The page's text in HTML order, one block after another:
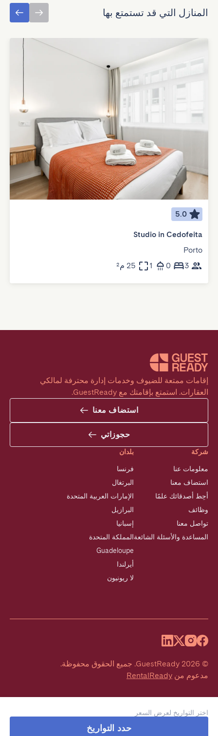
اختر التواريخ لعرض السعر
حدد التواريخ
المنازل التي قد تستمتع بها
5.0
Studio in Cedofeita
Porto
3
0
1 25 م²
العقارات. استمتع بإقامتك مع GuestReady.
استضاف معنا
حجوزاتي
شركة
معلومات عنا
استضاف معنا
أحِط أصدقائك علمًا
وظائف
تواصل معنا
المساعدة والأسئلة الشائعة
بلدان
فرنسا
البرتغال
الإمارات العربية المتحدة
البرازيل
إسبانيا
المملكة المتحدة
Guadeloupe
أيرلندا
لا ريونيون
©
2026
GuestReady
. جميع الحقوق محفوظة.
مدعوم من RentalReady